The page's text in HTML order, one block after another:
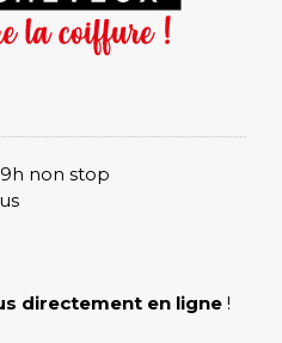
non stop
directement en ligne !